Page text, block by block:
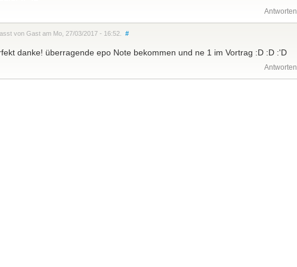
Antworten
von Gast am Mo, 27/03/2017 - 16:52. #
danke! überragende epo Note bekommen und ne 1 im Vortrag :D :D :'D
Antworten